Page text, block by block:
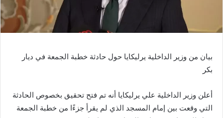
بيان من وزير الداخلية يرليكايا حول حادثة خطبة الجمعة في ديار
بكر
أعلن وزير الداخلية علي يرليكايا أنه تم فتح تحقيق بخصوص الحادثة
التي وقعت بين إمام المسجد الذي لم يقرأ جزءًا من خطبة الجمعة